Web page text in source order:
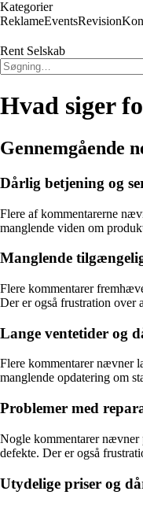
Kategorier
ReklameEventsRevision
Rent Selskab
Hvad siger
Gennemgående
Dårlig betjening og
Flere af kommentarerne
manglende viden om
Manglende
Flere kommentarer
Der er også frustration over
Lange ventetider og
Flere kommentarer nævner
manglende opdatering om
Problemer med
Nogle kommentarer nævner
defekte. Der er også
Utydelige priser og